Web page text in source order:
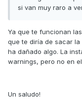
si van muy raro a
Ya que te funcionan
que te diría de sacar
ha dañado algo. La
warnings, pero no en
Un saludo!